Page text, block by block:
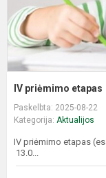
IV priėmimo etapas
Paskelbta: 2025-08-22
Kategorija: Aktualijos
IV priėmimo etapas
13.0...